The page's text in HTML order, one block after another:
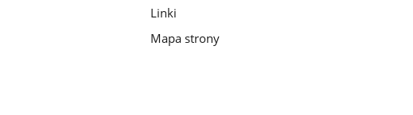
Linki
Mapa strony